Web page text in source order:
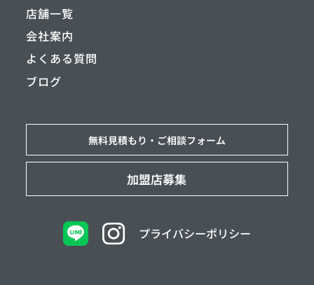
店舗一覧
会社案内
よくある質問
ブログ
無料見積もり・ ご相談フォーム
加盟店募集
プライバシーポリシー